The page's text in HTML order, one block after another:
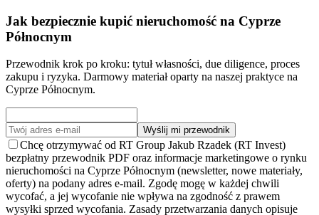
Jak bezpiecznie kupić nieruchomość na Cyprze
Północnym
Przewodnik krok po kroku: tytuł własności, due diligence, proces
zakupu i ryzyka. Darmowy materiał oparty na naszej praktyce na
Cyprze Północnym.
Wyślij mi przewodnik
Chcę otrzymywać od RT Group Jakub Rzadek (RT Invest)
bezpłatny przewodnik PDF oraz informacje marketingowe o rynku
nieruchomości na Cyprze Północnym (newsletter, nowe materiały,
oferty) na podany adres e-mail. Zgodę mogę w każdej chwili
wycofać, a jej wycofanie nie wpływa na zgodność z prawem
wysyłki sprzed wycofania. Zasady przetwarzania danych opisuje